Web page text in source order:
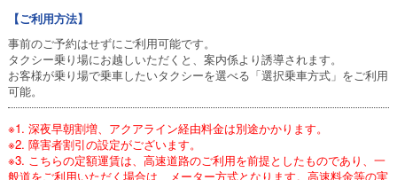
【ご利用方法】
事前のご予約はせずにご利用可能です。
タクシー乗り場にお越しいただくと、案内係より誘導されます。
お客様が乗り場で乗車したいタクシーを選べる「選択乗車方式」をご利用
可能。
※1. 深夜早朝割増、アクアライン経由料金は別途かかります。
※2. 障害者割引の設定がございます。
※3. こちらの定額運賃は、高速道路のご利用を前提としたものであり、一
般道をご利用いただく場合は、メーター方式となります。高速料金等の実